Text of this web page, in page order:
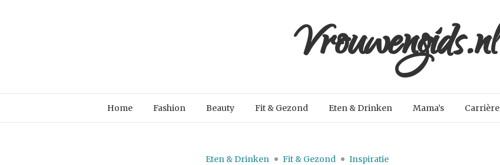
Vrouwengids.nl
Home Fashion Beauty Fit & Gezond Eten & Drinken Mama’s Carrière
Eten & Drinken Fit & Gezond Inspiratie